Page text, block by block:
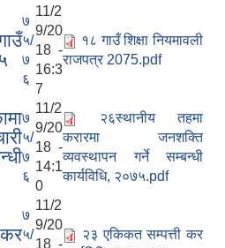
७
५/
७
६
11/2
9/20
18 -
16:3
7
१८ गाउँ शिक्षा नियमावली
राजपत्र 2075.pdf
७
५/
७
६
11/2
9/20
18 -
14:1
0
२६स्थानीय तहमा
करारमा जनशक्ति
व्यवस्थापन गर्ने सम्बन्धी
कार्यविधि, २०७५.pdf
७
५/
11/2
9/20
18 -
२३ एकिकत सम्पत्ती कर